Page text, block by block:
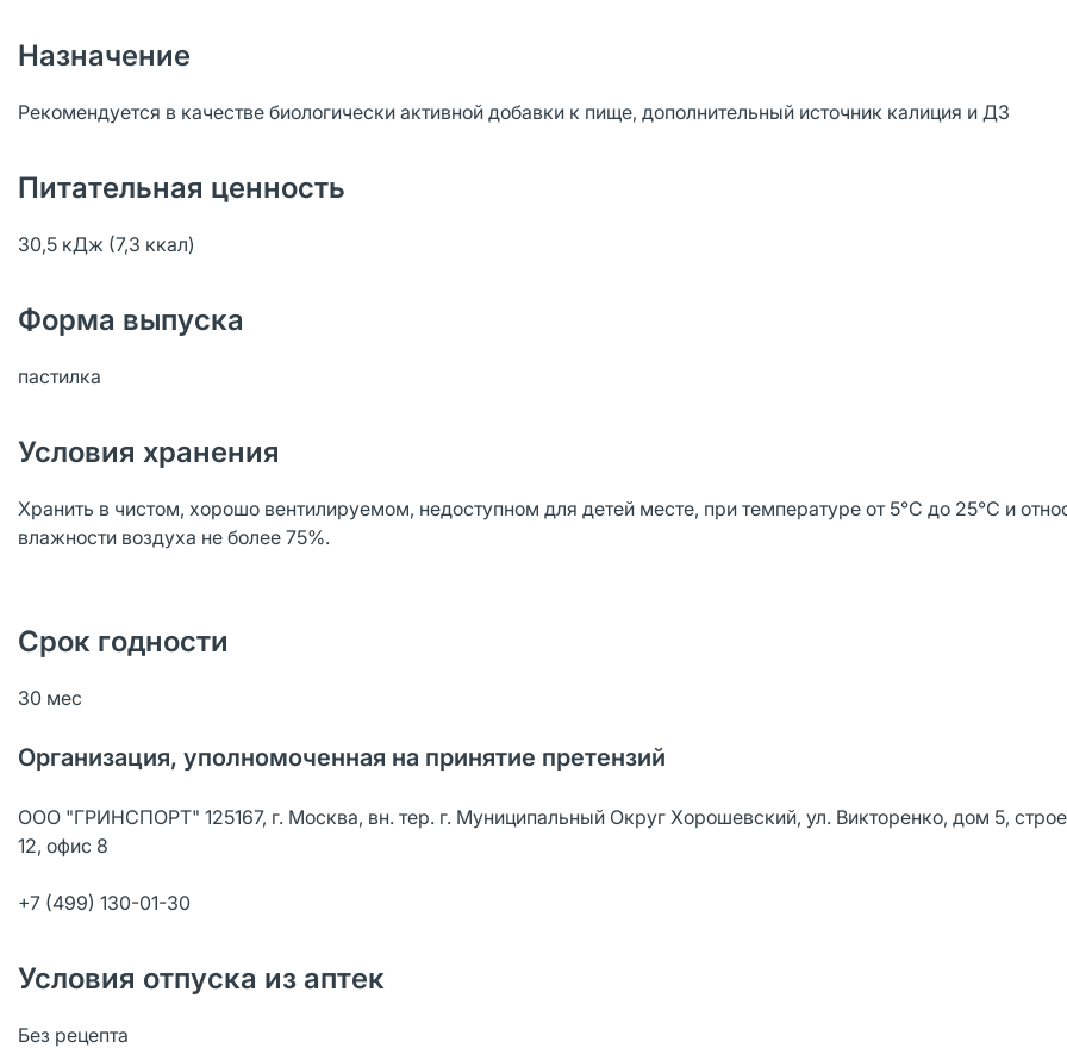
Назначение
Рекомендуется в качестве биологически активной добавки к пище, дополнительный источник калиция и Д3
Питательная ценность
30,5 кДж (7,3 ккал)
Форма выпуска
пастилка
Условия хранения
Хранить в чистом, хорошо вентилируемом, недоступном для детей месте, при температуре от 5°C до 25°C и
влажности воздуха не более 75%.
Срок годности
30 мес
Организация, уполномоченная на принятие претензий
ООО "ГРИНСПОРТ" 125167, г. Москва, вн. тер. г. Муниципальный Округ Хорошевский, ул. Викторенко, дом 5,
12, офис 8
+7 (499) 130-01-30
Условия отпуска из аптек
Без рецепта